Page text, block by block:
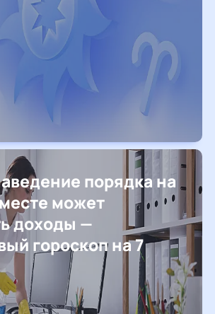
порядка на
может
доходы —
гороскоп на 7